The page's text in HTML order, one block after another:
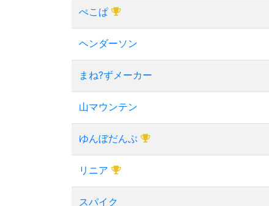
ぺこぱ
ヘンダーソン
まね?ずメーカー
山マウンテン
ゆんぼだんぷ
リニア
スパイク